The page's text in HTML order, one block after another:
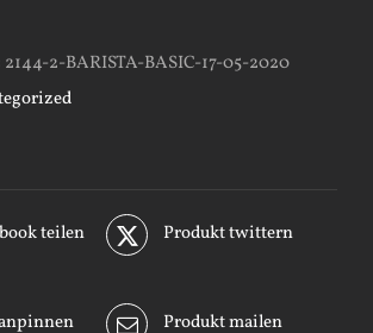
2144-2-BARISTA-BASIC-17-05-2020
teilen Produkt twittern
Produkt mailen